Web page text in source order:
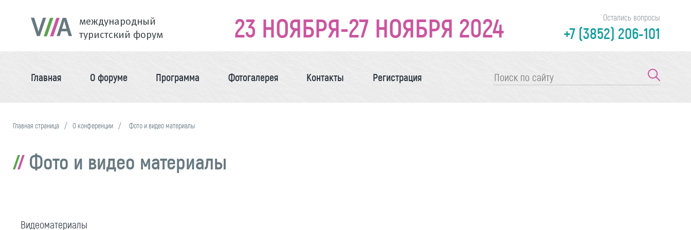
международный
туристский форум
23 НОЯБРЯ-27 НОЯБРЯ 2024 Остались вопросы
+7 (3852) 206-101
Главная О форуме Программа Фотогалерея Контакты Регистрация
Главная страница О конференции Фото и видео материалы
Фото и видео материалы
Видеоматериалы